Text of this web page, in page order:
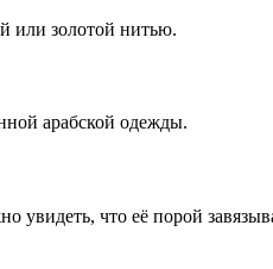
или золотой нитью.
арабской одежды.
что её порой